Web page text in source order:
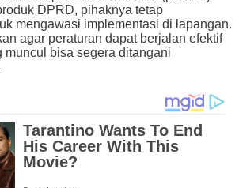
DPRD, pihaknya tetap
mengawasi implementasi di lapangan.
agar peraturan dapat berjalan efektif
muncul bisa segera ditangani